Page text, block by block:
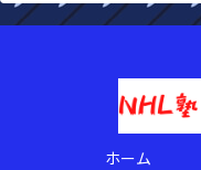
ホーム